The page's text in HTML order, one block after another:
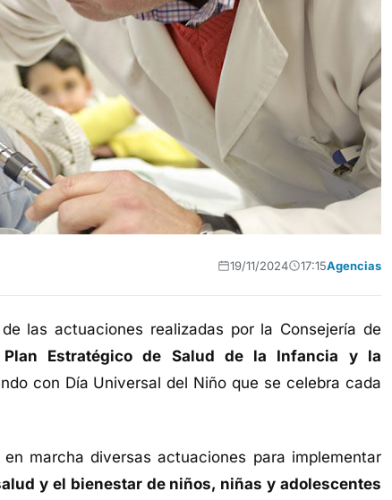
19/11/2024 17:15Agencias
las actuaciones realizadas por la Consejería de
Plan Estratégico de Salud de la Infancia y la
con Día Universal del Niño que se celebra cada
marcha diversas actuaciones para implementar
y el bienestar de niños, niñas y adolescentes